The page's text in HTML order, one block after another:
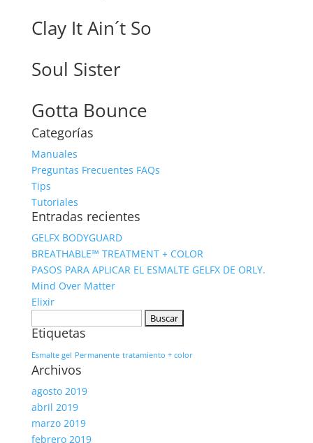
Clay It Ain´t So
Soul Sister
Gotta Bounce
Categorías
Manuales
Preguntas Frecuentes FAQs
Tips
Tutoriales
Entradas recientes
GELFX BODYGUARD
BREATHABLE™ TREATMENT + COLOR
PASOS PARA APLICAR EL ESMALTE GELFX DE ORLY.
Mind Over Matter
Elixir
Etiquetas
Esmalte gel Permanente tratamiento + color
Archivos
agosto 2019
abril 2019
marzo 2019
febrero 2019